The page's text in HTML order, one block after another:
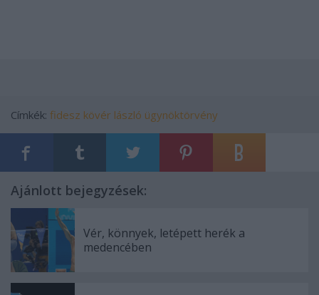
Címkék: fidesz kövér lászló ügynöktörvény
Ajánlott bejegyzések:
Vér, könnyek, letépett herék a
medencében